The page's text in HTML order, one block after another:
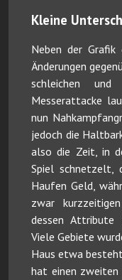
Kleine
Neben der
Änderungen
schleichen
Messerattacke
nun
jedoch die
also die Zeit, in
Spiel schnetzelt,
Haufen Geld,
zwar
dessen Attribute
Viele Gebiete
Haus etwa
hat einen